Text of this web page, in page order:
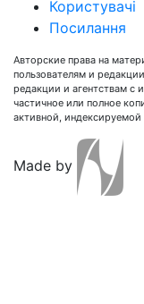
Користувачі
Посилання
Авторские права на
пользователям и
редакции и агентствам с
частичное или полное
активной,
Made by